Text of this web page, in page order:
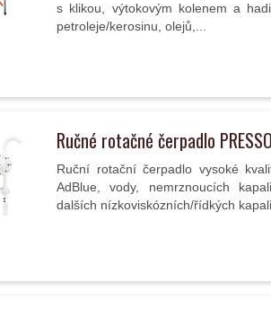
s klikou, výtokovým kolenem a
petroleje/kerosinu, olejů,...
Ručné rotačné čerpadlo
Ruční rotační čerpadlo vysoké
AdBlue, vody, nemrznoucích
dalších nízkoviskózních/řídkých